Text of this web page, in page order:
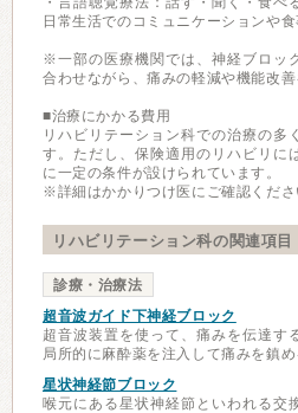
日常生活でのコミュニケーションや食
※一部の医療機関では、神経ブロッ
合わせながら、痛みの軽減や機能改善
■治療にかかる費用
リハビリテーション科での治療の多
す。ただし、保険適用のリハビリに
に一定の条件が設けられています。
※詳細はかかりつけ医にご確認くださ
リハビリテーション科の関連項目
診療・治療法
超音波ガイド下神経ブロック
超音波装置を使って、痛みを伝達す
局所的に麻酔薬を注入して痛みを鎮め
星状神経節ブロック
喉元にある星状神経節といわれる交